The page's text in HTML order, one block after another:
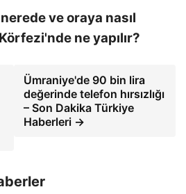
ve oraya nasıl
ne yapılır?
Ümraniye'de 90 bin lira
değerinde telefon hırsızlığı
– Son Dakika Türkiye
Haberleri →